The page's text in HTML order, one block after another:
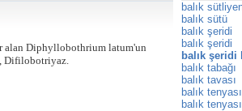
alan Diphyllobothrium latum'un
Difilobotriyaz.
balık
balık sütü
balık şeridi
balık şeridi
balık şeridi
balık tabağı
balık tavası
balık tenyası
balık